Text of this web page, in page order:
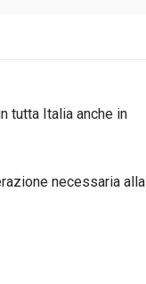
tutta Italia anche in
necessaria alla